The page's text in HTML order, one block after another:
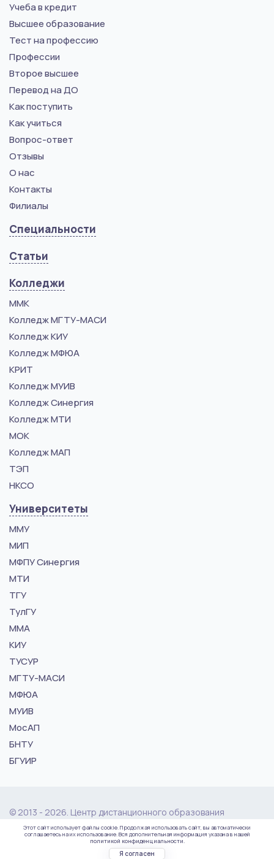
Учеба в кредит
Высшее образование
Тест на профессию
Профессии
Второе высшее
Перевод на ДО
Как поступить
Как учиться
Вопрос-ответ
Отзывы
О нас
Контакты
Филиалы
Специальности
Статьи
Колледжи
ММК
Колледж МГТУ-МАСИ
Колледж КИУ
Колледж МФЮА
КРИТ
Колледж МУИВ
Колледж Синергия
Колледж МТИ
МОК
Колледж МАП
ТЭП
НКСО
Университеты
ММУ
МИП
МФПУ Синергия
МТИ
ТГУ
ТулГУ
ММА
КИУ
ТУСУР
МГТУ-МАСИ
МФЮА
МУИВ
МосАП
БНТУ
БГУИР
© 2013 - 2026. Центр дистанционного образования
"vuz24.ru"
Политика конфиденциальности
Этот сайт использует файлы cookie. Продолжая использовать сайт, вы автоматически
соглашаетесь на их использование. Вся дополнительная информация указана в нашей
политикой конфиденциальности.
Я согласен